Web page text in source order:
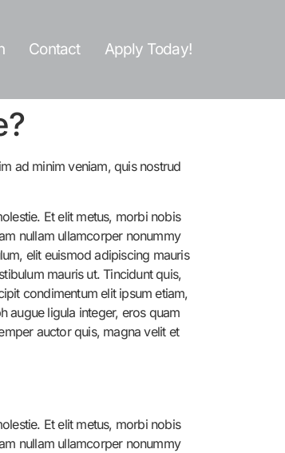
Contact Apply Today!
ad minim veniam, quis nostrud
Et elit metus, morbi nobis
nullam ullamcorper nonummy
elit euismod adipiscing mauris
mauris ut. Tincidunt quis,
condimentum elit ipsum etiam,
augue ligula integer, eros quam
auctor quis, magna velit et
Et elit metus, morbi nobis
nullam ullamcorper nonummy